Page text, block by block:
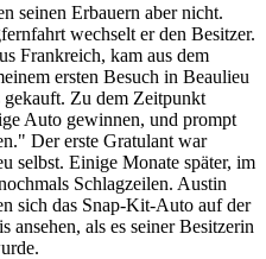
seinen Erbauern aber nicht.
wechselt er den Besitzer.
Frankreich, kam aus dem
ersten Besuch in Beaulieu
Zu dem Zeitpunkt
Auto gewinnen, und prompt
Der erste Gratulant war
selbst. Einige Monate später, im
Schlagzeilen. Austin
sich das Snap-Kit-Auto auf der
ansehen, als es seiner Besitzerin